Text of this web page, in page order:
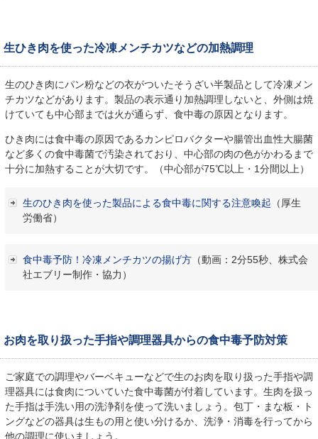
生ひき肉を使った冷凍メンチカツなどの加熱調理
生のひき肉にパン粉などの衣がついたそうざい半製品として冷凍メン
チカツなどがあります。製品の表示通り加熱調理しないと、外側は焼
けていても中心部までは火が通らず、食中毒の原因となります。
ひき肉には食中毒の原因であるカンピロバクターや腸管出血性大腸菌
など多くの食中毒菌で汚染されており、中心部の肉の色がかわるまで
十分に加熱することが大切です。（中心部が75℃以上・1分間以上）
生のひき肉を使った製品による食中毒に関する注意喚起 （厚生
労働省）
食中毒予防！冷凍メンチカツの揚げ方 （動画：2分55秒、株式会
社エブリー制作・協力）
お肉を取り扱った手指や調理器具からの食中毒予防対策
ご家庭での調理やバーベキューなどで生のお肉を取り扱った手指や調
理器具には食肉についていた食中毒菌が付着しています。生肉を扱っ
た手指は手洗い用の洗浄剤を使って洗いましょう。包丁・まな板・ト
ングなどの器具は生もの用と使い分けるか、洗浄・消毒を行ってから
他の調理に使いましょう。